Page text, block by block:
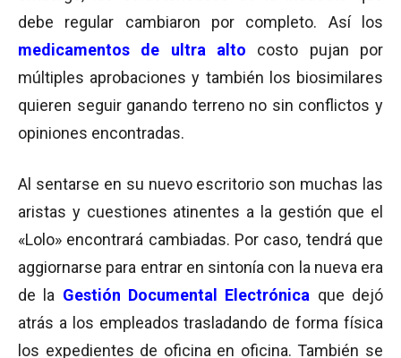
debe regular cambiaron por completo. Así los
medicamentos de ultra alto costo pujan por
múltiples aprobaciones y también los biosimilares
quieren seguir ganando terreno no sin conflictos y
opiniones encontradas.
Al sentarse en su nuevo escritorio son muchas las
aristas y cuestiones atinentes a la gestión que el
«Lolo» encontrará cambiadas. Por caso, tendrá que
aggiornarse para entrar en sintonía con la nueva era
de la Gestión Documental Electrónica que dejó
atrás a los empleados trasladando de forma física
los expedientes de oficina en oficina. También se